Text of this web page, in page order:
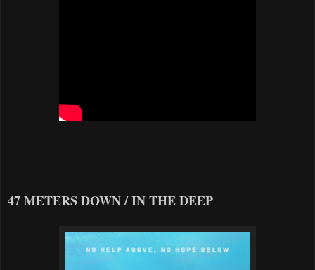
47 METERS DOWN / IN THE DEEP